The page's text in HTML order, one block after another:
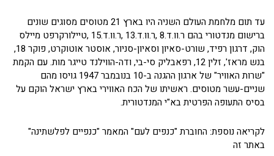
עד תום מלחמת העולם השניה היו בארץ 21 מטוסים מסוגים שונים
ברישום מנדטורי בהם ר.וו.ד.8 ,ר.וו.ד.13 ,ר.וו.ד.15 ,טיילורקרפט מיילס
הוק, דרגון רפיד, שורט-סאיון וסאיון-סניור, אוסטר אוטוקרט, פוקר 18,
בנש מראז', זלין 12, רפאבליק סי-בי, ודה-הווילנד טייגר מות. עם הקמת
"שרות האוויר" של ארגון ההגנה ב-10 בנובמבר 1947 גויסו מהם
שניים-עשר מטוסים. ראשיתו של הכח האווירי בארץ ישראל הוקם על
בסיס התעופה הפרטית בא"י המנדטורית.
לקריאה נוספת: החוברת "כנפים לעם" המאמר "כנפיים לפלשתינה"
באתר זה